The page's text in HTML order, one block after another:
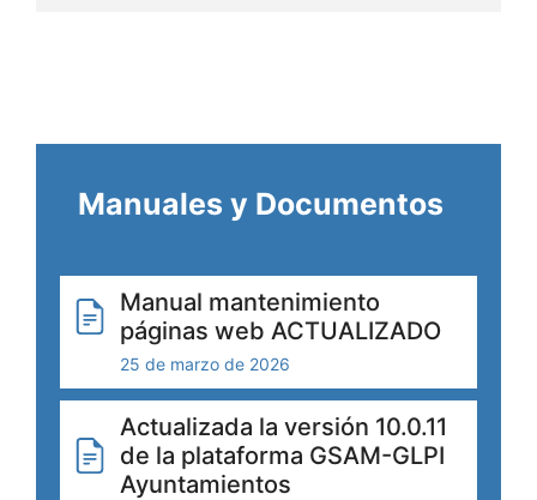
Manuales y Documentos
Manual mantenimiento
páginas web ACTUALIZADO
25 de marzo de 2026
Actualizada la versión 10.0.11
de la plataforma GSAM-GLPI
Ayuntamientos